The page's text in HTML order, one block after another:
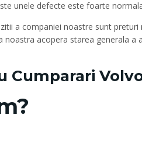
unele defecte este foarte
a companiei noastre sunt preturi
acopera starea generala a
Cumparari